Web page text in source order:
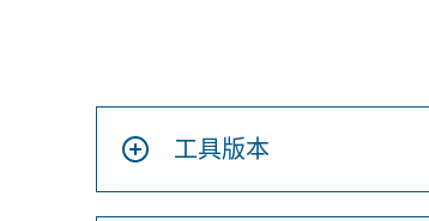
工具版本